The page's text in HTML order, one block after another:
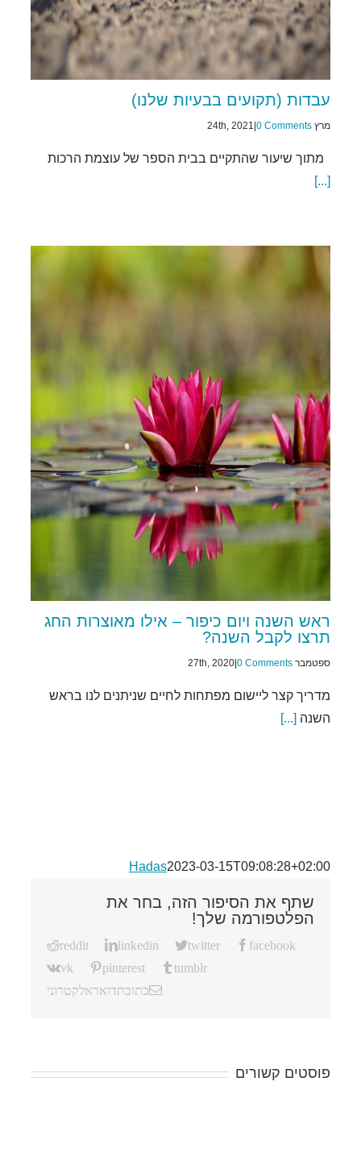
עבדות (תקועים בבעיות שלנו)
מרץ 24th, 2021 0 Comments
מתוך שיעור שהתקיים בבית הספר של עוצמת הרכות
[...]
ראש השנה ויום כיפור – אילו מאוצרות החג
תרצו לקבל השנה?
ספטמבר 27th, 2020 0 Comments
מדריך קצר ליישום מפתחות לחיים שניתנים לנו בראש
השנה [...]
Hadas2023-03-15T09:08:28+02:00
שתף את הסיפור הזה, בחר את
הפלטפורמה שלך!
facebook
twitter
linkedin
reddit
tumblr
pinterest
vk
כתובת דואר אלקטרוני
פוסטים קשורים